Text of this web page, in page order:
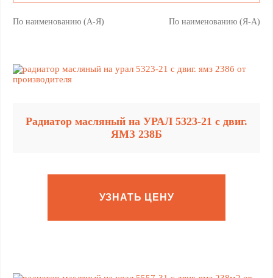
По наименованию (А-Я) По наименованию (Я-А)
Радиатор масляный на УРАЛ 5323-21 с двиг.
ЯМЗ 238Б
УЗНАТЬ ЦЕНУ